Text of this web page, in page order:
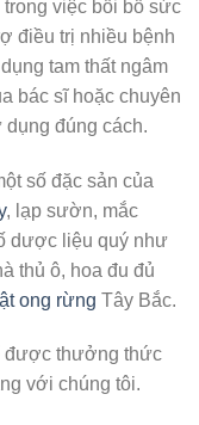
việc bồi bổ sức
điều trị nhiều bệnh
tam thất ngâm
bác sĩ hoặc chuyên
đúng cách.
số đặc sản của
, lạp sườn, mắc
dược liệu quý như
thủ ô, hoa đu đủ
ong rừng Tây Bắc.
được thưởng thức
với chúng tôi.